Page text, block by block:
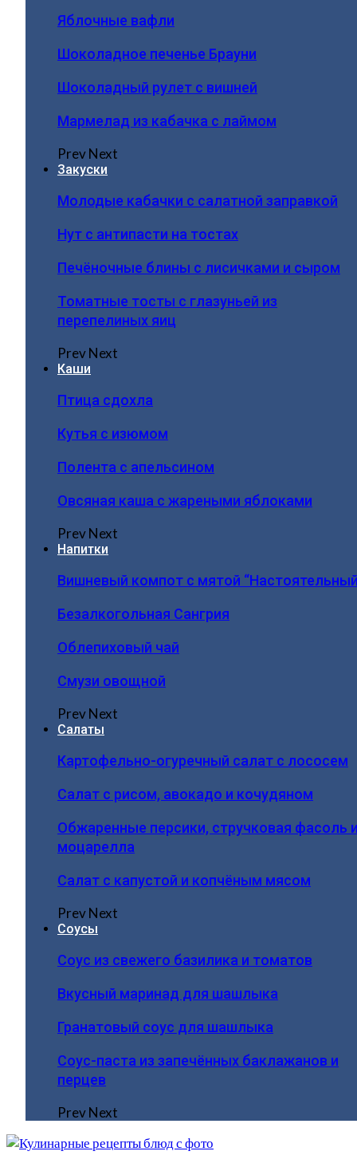
Яблочные вафли
Шоколадное печенье Брауни
Шоколадный рулет с вишней
Мармелад из кабачка с лаймом
PrevNext
Закуски
Молодые кабачки с салатной заправкой
Нут с антипасти на тостах
Печёночные блины с лисичками и сыром
Томатные тосты с глазуньей из
перепелиных яиц
PrevNext
Каши
Птица сдохла
Кутья с изюмом
Полента с апельсином
Овсяная каша с жареными яблоками
PrevNext
Напитки
Вишневый компот с мятой
Безалкогольная Сангрия
Облепиховый чай
Смузи овощной
PrevNext
Салаты
Картофельно-огуречный салат с лососем
Салат с рисом, авокадо и кочудяном
Обжаренные персики, стручковая фасоль
моцарелла
Салат с капустой и копчёным мясом
PrevNext
Соусы
Соус из свежего базилика и томатов
Вкусный маринад для шашлыка
Гранатовый соус для шашлыка
Соус-паста из запечённых баклажанов и
перцев
PrevNext